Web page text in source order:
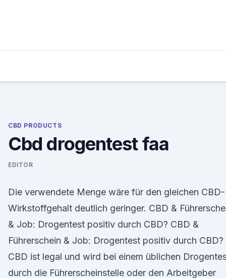
CBD PRODUCTS
Cbd drogentest faa
EDITOR
Die verwendete Menge wäre für den gleichen CBD-
Wirkstoffgehalt deutlich geringer. CBD &
& Job: Drogentest positiv durch CBD? CBD &
Führerschein & Job: Drogentest positiv durch CBD?
CBD ist legal und wird bei einem üblichen
durch die Führerscheinstelle oder den Arbeitgeber